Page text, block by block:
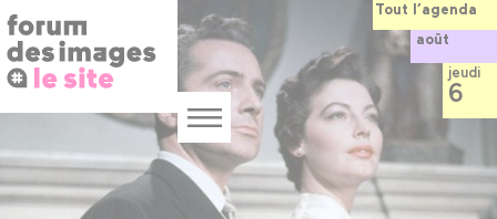
au
contenu
principal
Menu
Tout l’agenda
août
jeudi
6